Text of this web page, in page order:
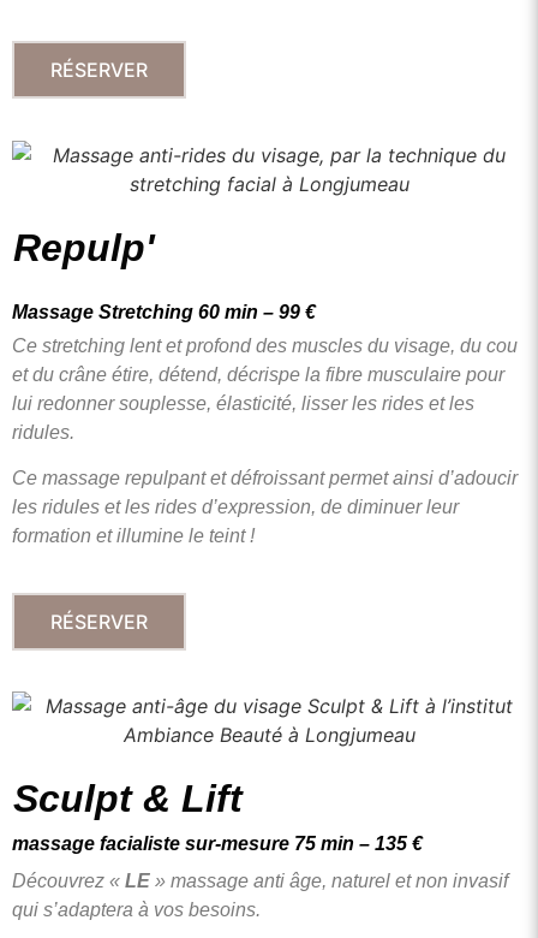
RÉSERVER
Repulp'
Massage Stretching 60 min – 99 €
Ce stretching lent et profond des muscles du visage, du cou
et du crâne étire, détend, décrispe la fibre musculaire pour
lui redonnersouplesse, élasticité, lisser les rides et les
ridules.
Ce massage repulpant et défroissant permet ainsi d’adoucir
les ridules et les rides d’expression, de diminuer leur
formation et illumine le teint !
RÉSERVER
Sculpt & Lift
massage facialiste sur-mesure 75 min – 135 €
Découvrez « LE » massage anti âge, naturel et non invasif
qui s’adaptera à vos besoins.